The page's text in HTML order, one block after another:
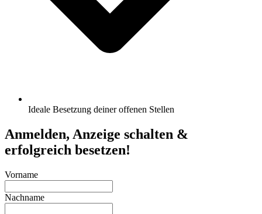
Ideale Besetzung deiner offenen Stellen
Anmelden, Anzeige schalten &
erfolgreich besetzen!
Vorname
Nachname